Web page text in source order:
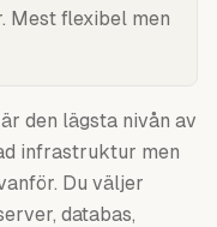
Mest flexibel men
den lägsta nivån av
infrastruktur men
Du väljer
databas,